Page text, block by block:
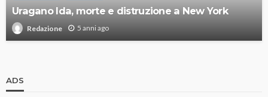
Uragano Ida, morte e distruzione a New York
Redazione 5 anni ago
ADS